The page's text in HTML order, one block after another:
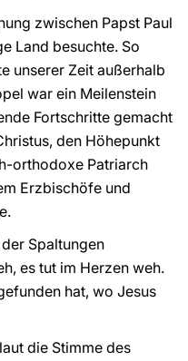
zwischen Papst Paul
Land besuchte. So
unserer Zeit außerhalb
war ein Meilenstein
Fortschritte gemacht
den Höhepunkt
orthodoxe Patriarch
Erzbischöfe und
Spaltungen
es tut im Herzen weh.
hat, wo Jesus
die Stimme des